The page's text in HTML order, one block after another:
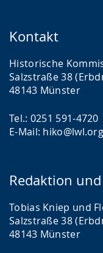
Kontakt
Historische
Salzstraße 38
48143 Münster
Tel.: 0251 591-4720
E-Mail: hiko@lwl.org
Redaktion
Tobias Kniep und
Salzstraße 38
48143 Münster